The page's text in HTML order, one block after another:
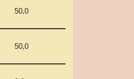
50,0
50,0